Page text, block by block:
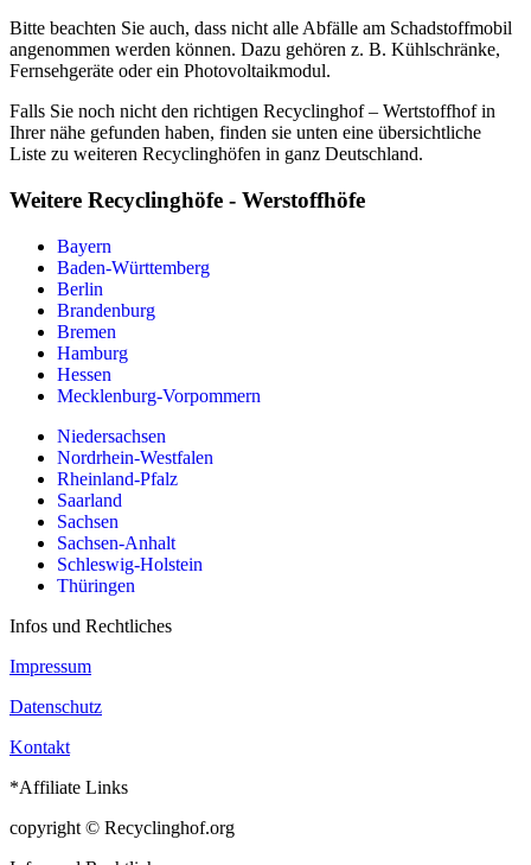
Bitte beachten Sie auch, dass nicht alle Abfälle am Schadstoffmobil
angenommen werden können. Dazu gehören z. B. Kühlschränke,
Fernsehgeräte oder ein Photovoltaikmodul.
Falls Sie noch nicht den richtigen Recyclinghof – Wertstoffhof in
Ihrer nähe gefunden haben, finden sie unten eine übersichtliche
Liste zu weiteren Recyclinghöfen in ganz Deutschland.
Weitere Recyclinghöfe - Werstoffhöfe
Bayern
Baden-Württemberg
Berlin
Brandenburg
Bremen
Hamburg
Hessen
Mecklenburg-Vorpommern
Niedersachsen
Nordrhein-Westfalen
Rheinland-Pfalz
Saarland
Sachsen
Sachsen-Anhalt
Schleswig-Holstein
Thüringen
Infos und Rechtliches
Impressum
Datenschutz
Kontakt
*Affiliate Links
copyright © Recyclinghof.org